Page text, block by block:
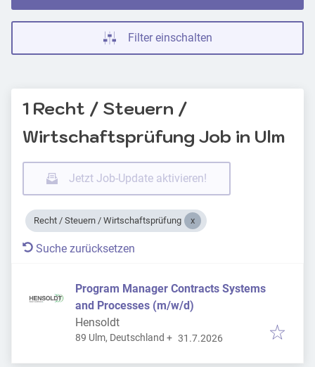
Filter einschalten
1 Recht / Steuern /
Wirtschaftsprüfung Job in Ulm
Jetzt Job-Update aktivieren!
Recht / Steuern / Wirtschaftsprüfung
Suche zurücksetzen
Program Manager Contracts Systems
and Processes (m/w/d)
Hensoldt
89 Ulm, Deutschland + Veröffentlicht
31.7.2026